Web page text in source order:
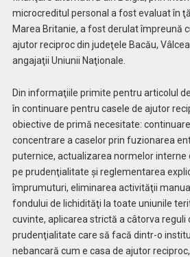
microcreditul personal a fost evaluat în
Marea Britanie, a fost derulat împreună
ajutor reciproc din judeţele Bacău,
angajaţii Uniunii Naţionale.
Din informaţiile primite pentru articolul
în continuare pentru casele de ajutor
obiective de primă necesitate:
concentrare a caselor prin fuzionarea
puternice, actualizarea normelor interne
pe prudenţialitate şi reglementarea
împrumuturi, eliminarea activităţii
fondului de lichidităţi la toate uniunile
cuvinte, aplicarea strictă a câtorva reguli
prudenţialitate care să facă dintr-o
nebancară cum e casa de ajutor